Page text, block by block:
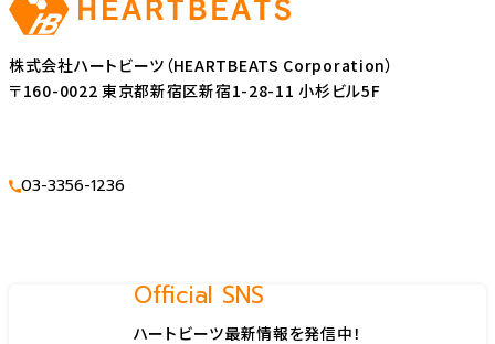
株式会社ハートビーツ（HEARTBEATS Corporation）
〒160-0022 東京都新宿区新宿1-28-11 小杉ビル5F
03-3356-1236
Official SNS
ハートビーツ最新情報を発信中！